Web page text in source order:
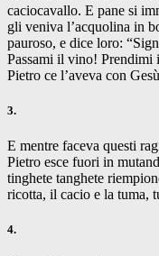
caciocavallo. E pane si
gli veniva l’acquolina in
pauroso, e dice loro:
Passami il vino! Prendimi
Pietro ce l’aveva con
3.
E mentre faceva questi
Pietro esce fuori in
tinghete tanghete
ricotta, il cacio e la tuma,
4.